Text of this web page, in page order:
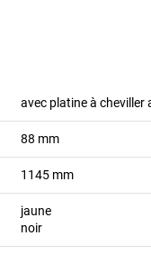
avec platine à cheviller
88 mm
1145 mm
jaune
noir